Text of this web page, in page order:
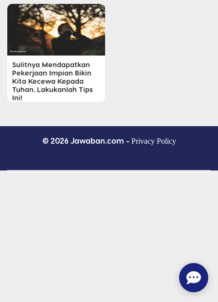
Sulitnya Mendapatkan
Pekerjaan Impian Bikin
Kita Kecewa Kepada
Tuhan. Lakukanlah Tips
Ini!
© 2026 Jawaban.com - Privacy Policy